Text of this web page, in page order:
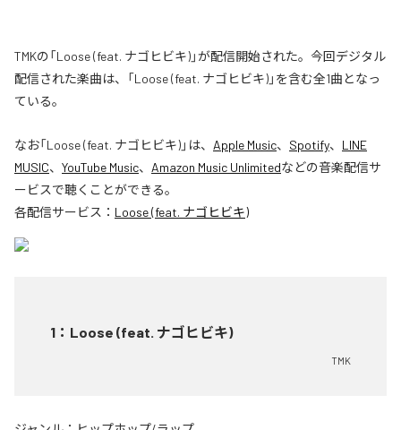
TMKの「Loose (feat. ナゴヒビキ)」が配信開始された。今回デジタル
配信された楽曲は、「Loose (feat. ナゴヒビキ)」を含む全1曲となっ
ている。
なお「Loose (feat. ナゴヒビキ)」は、 Apple Music、 Spotify、 LINE
MUSIC、 YouTube Music、 Amazon Music Unlimitedなどの音楽配信サ
ービスで聴くことができる。
各配信サービス： Loose (feat. ナゴヒビキ)
1 ： Loose (feat. ナゴヒビキ)
TMK